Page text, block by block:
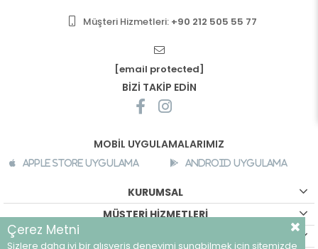
Müşteri Hizmetleri: +90 212 505 55 77
[email protected]
BİZİ TAKİP EDİN
MOBİL UYGULAMALARIMIZ
Apple Store Uygulama Android Uygulama
KURUMSAL
MÜŞTERİ HİZMETLERİ
Çerez Metni
Sizlere daha iyi bir alışveriş deneyimi sunabilmek için sitemizde